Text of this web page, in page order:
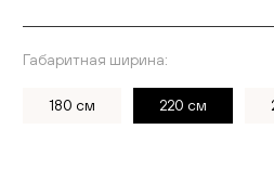
Распродажа
Комнаты
Выберите ткань
Габаритная ширина:
180 см 220 см